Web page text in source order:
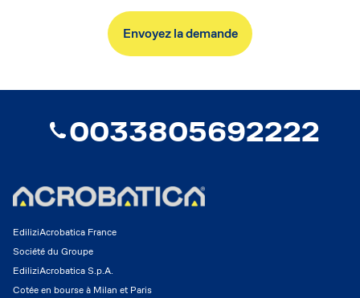
0033805692222
EdiliziAcrobatica France
Société du Groupe
EdiliziAcrobatica S.p.A.
Cotée en bourse à Milan et Paris